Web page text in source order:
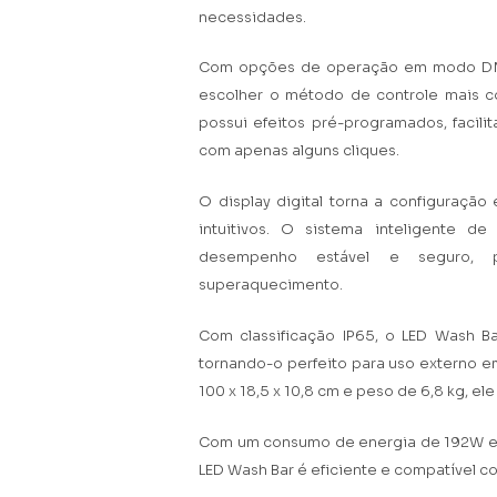
necessidades.
Com opções de operação em modo
escolher o método de controle mais
possui efeitos pré-programados,
com apenas alguns cliques.
O display digital torna a
intuitivos. O sistema inteligente
desempenho estável e seguro,
superaquecimento.
Com classificação IP65, o LED Wash
tornando-o perfeito para uso externo
100 x 18,5 x 10,8 cm e peso de 6,8 kg,
Com um consumo de energia de 192W
LED Wash Bar é eficiente e compatível